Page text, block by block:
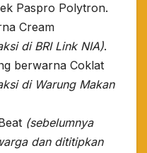
Paspro Polytron.
Cream
di BRI Link NIA).
berwarna Coklat
di Warung Makan
(sebelumnya
dan dititipkan